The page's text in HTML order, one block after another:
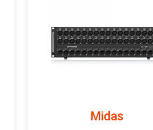
Midas